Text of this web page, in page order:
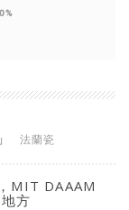
0%
法蘭瓷
MIT DAAAM
方